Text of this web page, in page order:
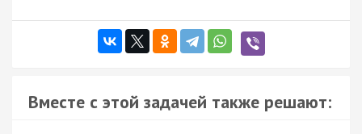
Вместе с этой задачей также решают: